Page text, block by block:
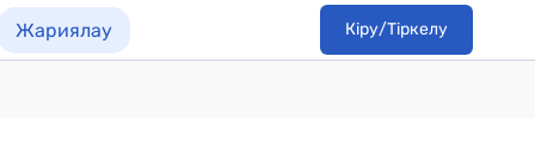
Жариялау Кіру/Тіркелу